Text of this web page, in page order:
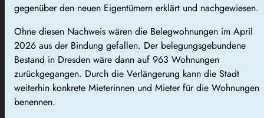
gegenüber den neuen Eigentümern erklärt und nachgewiesen.
Ohne diesen Nachweis wären die Belegwohnungen im April
2026 aus der Bindung gefallen. Der belegungsgebundene
Bestand in Dresden wäre dann auf 963 Wohnungen
zurückgegangen. Durch die Verlängerung kann die Stadt
weiterhin konkrete Mieterinnen und Mieter für die Wohnungen
benennen.